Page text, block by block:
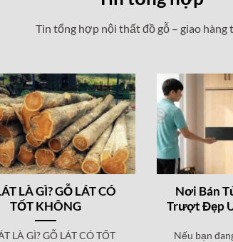
Tin tổng hợp nội thất đồ gỗ – giao hàng
LÀ GÌ? GỖ LÁT CÓ
TỐT KHÔNG
LÀ GÌ? GỖ LÁT CÓ TỐT
Nơi Bán
Trượt Đẹp
Nếu bạn